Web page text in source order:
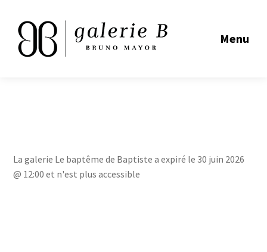
Menu
La galerie Le baptême de Baptiste a expiré le 30 juin 2026
@ 12:00 et n'est plus accessible